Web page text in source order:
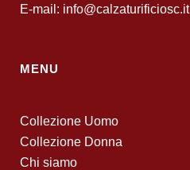
E-mail: info@calzaturificiosc.it
MENU
Collezione Uomo
Collezione Donna
Chi siamo